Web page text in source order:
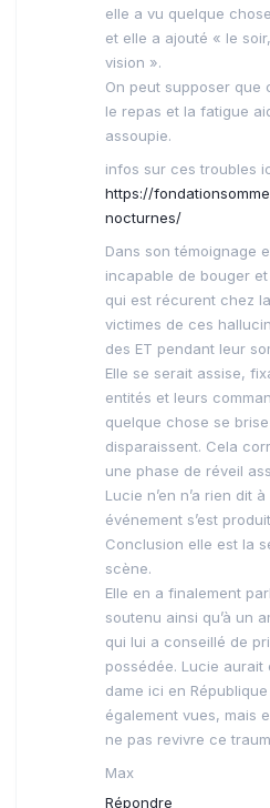
elle a vu quelque
et elle a ajouté « le
vision ».
On peut supposer que
le repas et la fatigue
assoupie.
infos sur ces troubles
https://
nocturnes/
Dans son témoignage
incapable de bouger
qui est récurent chez
victimes de ces
des ET pendant leur
Elle se serait assise,
entités et leurs
quelque chose se
disparaissent. Cela
une phase de réveil
Lucie n’en n’a rien dit
événement s’est
Conclusion elle est la
scène.
Elle en a finalement
soutenu ainsi qu’à un
qui lui a conseillé de
possédée. Lucie aurait
dame ici en
également vues, mais
ne pas revivre ce
Max
Répondre